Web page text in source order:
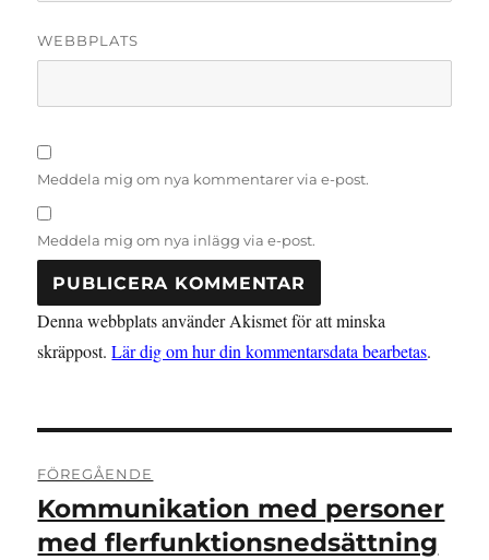
WEBBPLATS
Meddela mig om nya kommentarer via e-post.
Meddela mig om nya inlägg via e-post.
Denna webbplats använder Akismet för att minska
skräppost.Lär dig om hur din kommentarsdata bearbetas.
FÖREGÅENDE
Föregående
inlägg:
Kommunikation med personer
med flerfunktionsnedsättning